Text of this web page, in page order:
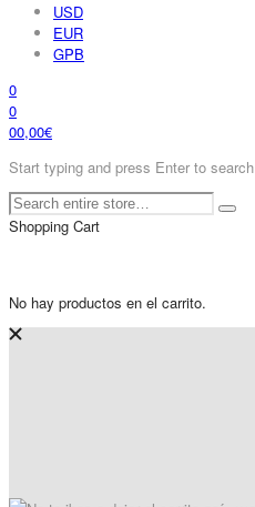
USD
EUR
GPB
0
0
00,00€
Start typing and press Enter to search
Shopping Cart
No hay productos en el carrito.